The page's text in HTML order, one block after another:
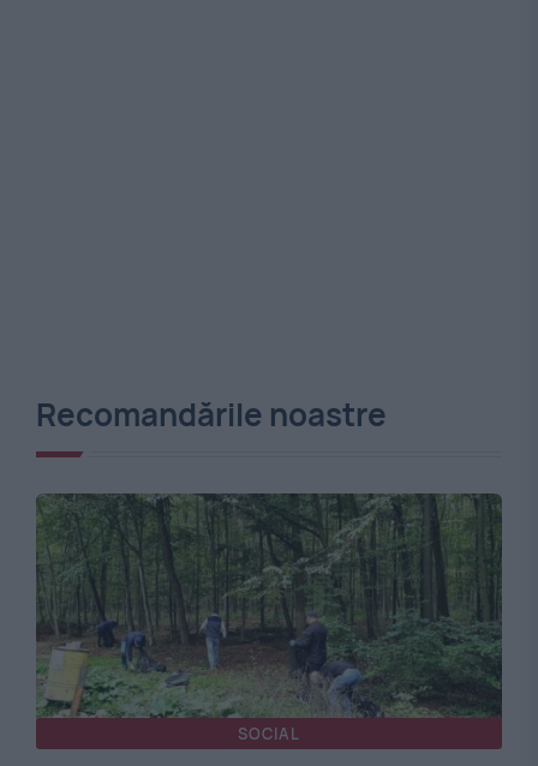
Recomandările noastre
SOCIAL